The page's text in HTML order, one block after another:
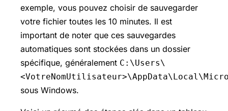
exemple, vous pouvez choisir de sauvegarder
votre fichier toutes les 10 minutes. Il est
important de noter que ces sauvegardes
automatiques sont stockées dans un dossier
spécifique, généralement C:\Users\
sous Windows.